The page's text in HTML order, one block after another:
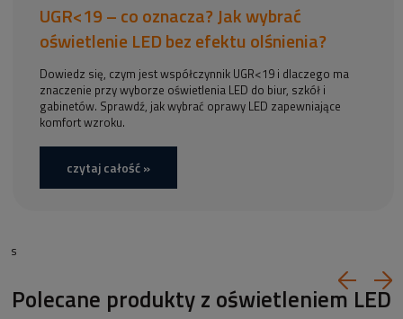
UGR<19 – co oznacza? Jak wybrać
oświetlenie LED bez efektu olśnienia?
Dowiedz się, czym jest współczynnik UGR<19 i dlaczego ma
znaczenie przy wyborze oświetlenia LED do biur, szkół i
gabinetów. Sprawdź, jak wybrać oprawy LED zapewniające
komfort wzroku.
czytaj całość »
s
Polecane produkty z oświetleniem LED